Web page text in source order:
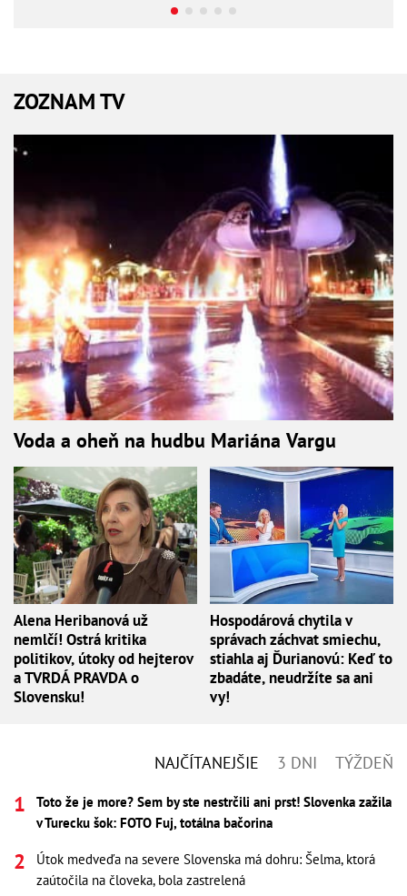
ZOZNAM TV
Voda a oheň na hudbu Mariána Vargu
Alena Heribanová už
nemlčí! Ostrá kritika
politikov, útoky od hejterov
a TVRDÁ PRAVDA o
Slovensku!
Hospodárová chytila v
správach záchvat smiechu,
stiahla aj Ďurianovú: Keď to
zbadáte, neudržíte sa ani
vy!
NAJČÍTANEJŠIE 3 DNI TÝŽDEŇ
Toto že je more? Sem by ste nestrčili ani prst! Slovenka zažila
v Turecku šok: FOTO Fuj, totálna bačorina
Útok medveďa na severe Slovenska má dohru: Šelma, ktorá
zaútočila na človeka, bola zastrelená